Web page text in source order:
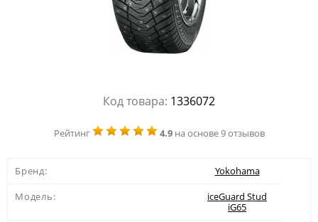
Код товара: 1336072
Рейтинг 4.9на основе 9 отзывов
Бренд:
Yokohama
Модель:
iceGuard Stud
iG65